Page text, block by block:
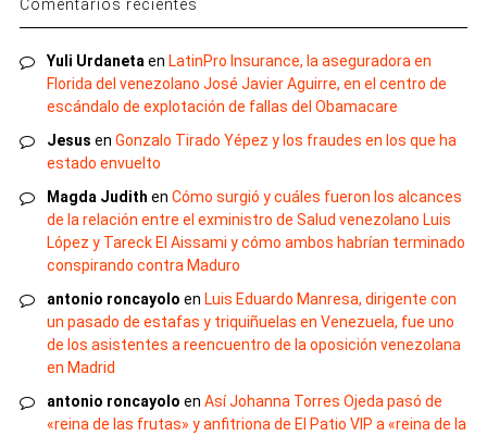
Comentarios recientes
Yuli Urdaneta en LatinPro Insurance, la aseguradora en
Florida del venezolano José Javier Aguirre, en el centro de
escándalo de explotación de fallas del Obamacare
Jesus en Gonzalo Tirado Yépez y los fraudes en los que ha
estado envuelto
Magda Judith en Cómo surgió y cuáles fueron los alcances
de la relación entre el exministro de Salud venezolano Luis
López y Tareck El Aissami y cómo ambos habrían terminado
conspirando contra Maduro
antonio roncayolo en Luis Eduardo Manresa, dirigente con
un pasado de estafas y triquiñuelas en Venezuela, fue uno
de los asistentes a reencuentro de la oposición venezolana
en Madrid
antonio roncayolo en Así Johanna Torres Ojeda pasó de
«reina de las frutas» y anfitriona de El Patio VIP a «reina de la